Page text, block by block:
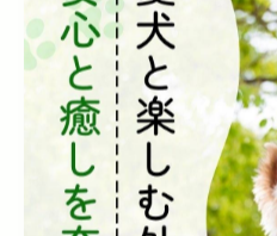
ロック積みを活用した外構
わたり安定した構造を維持
る環境づくりに最適です。
例えば、しっかりと積まれ
どの自然環境から家を守り
立ちます。したがって、単